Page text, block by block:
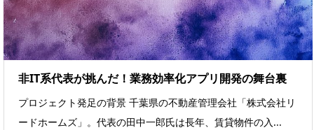
非IT系代表が挑んだ！業務効率化アプリ開発の舞台裏
プロジェクト発足の背景 千葉県の不動産管理会社「株式会社リ
ードホームズ」。代表の田中一郎氏は長年、賃貸物件の入...